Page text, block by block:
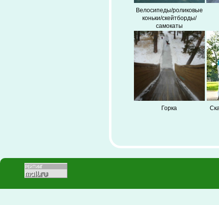
Велосипеды/роликовые
коньки/скейтборды/
самокаты
Горка